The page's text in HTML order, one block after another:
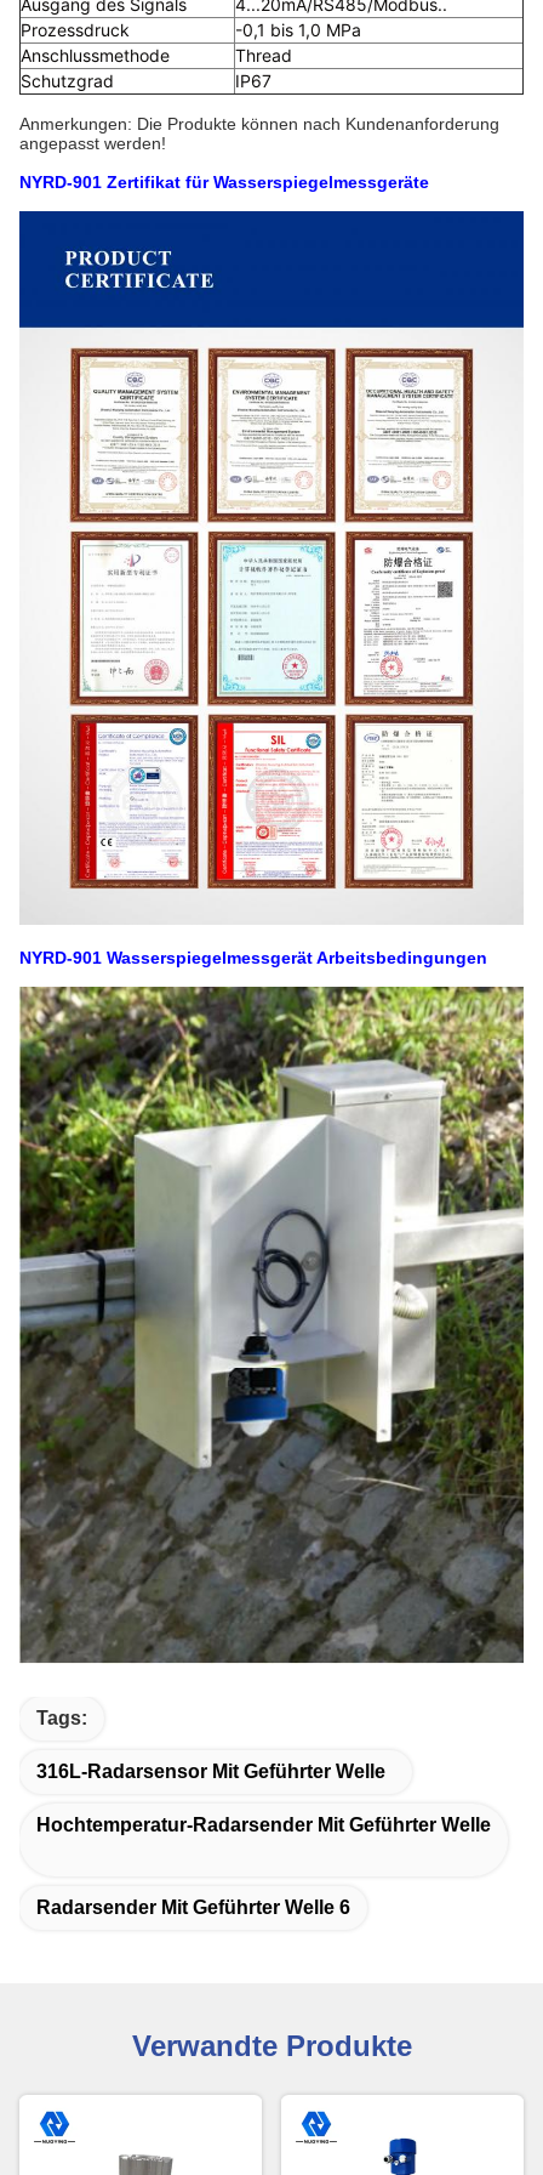
Ausgang des Signals
4...20mA/RS485/Modbus..
Prozessdruck
-0,1 bis 1,0 MPa
Anschlussmethode
Thread
Schutzgrad
IP67
Anmerkungen: Die Produkte können nach Kundenanforderung
angepasst werden!
NYRD-901 Zertifikat für Wasserspiegelmessgeräte
NYRD-901 Wasserspiegelmessgerät Arbeitsbedingungen
Tags:
316L-Radarsensor Mit Geführter Welle
Hochtemperatur-Radarsender Mit Geführter Welle
Radarsender Mit Geführter Welle 6
Verwandte Produkte